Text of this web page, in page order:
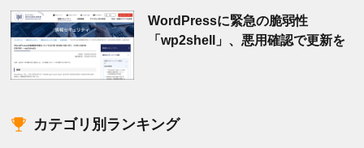
WordPressに緊急の脆弱性
「wp2shell」、悪用確認で更新を
カテゴリ別ランキング